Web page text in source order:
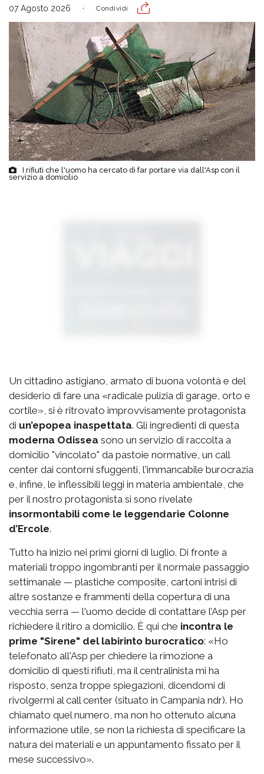
07 Agosto 2026 Condividi
I rifiuti che l'uomo ha cercato di far portare via dall'Asp con il
servizio a domicilio
Un cittadino astigiano, armato di buona volontà e del
desiderio di fare una «radicale pulizia di garage, orto e
cortile», si è ritrovato improvvisamente protagonista
di un’epopea inaspettata. Gli ingredienti di questa
moderna Odissea sono un servizio di raccolta a
domicilio "vincolato" da pastoie normative, un call
center dai contorni sfuggenti, l'immancabile burocrazia
e, infine, le inflessibili leggi in materia ambientale, che
per il nostro protagonista si sono rivelate
insormontabili come le leggendarie Colonne
d’Ercole.
Tutto ha inizio nei primi giorni di luglio. Di fronte a
materiali troppo ingombranti per il normale passaggio
settimanale — plastiche composite, cartoni intrisi di
altre sostanze e frammenti della copertura di una
vecchia serra — l'uomo decide di contattare l’Asp per
richiedere il ritiro a domicilio. È qui che incontra le
prime "Sirene" del labirinto burocratico: «Ho
telefonato all'Asp per chiedere la rimozione a
domicilio di questi rifiuti, ma il centralinista mi ha
risposto, senza troppe spiegazioni, dicendomi di
rivolgermi al call center (situato in Campania ndr). Ho
chiamato quel numero, ma non ho ottenuto alcuna
informazione utile, se non la richiesta di specificare la
natura dei materiali e un appuntamento fissato per il
mese successivo».